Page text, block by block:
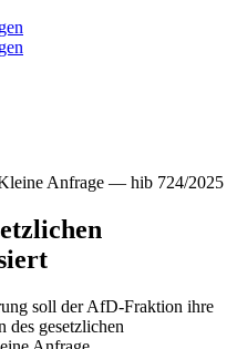
Anfrage — hib 724/2025
soll der AfD-Fraktion ihre
des gesetzlichen